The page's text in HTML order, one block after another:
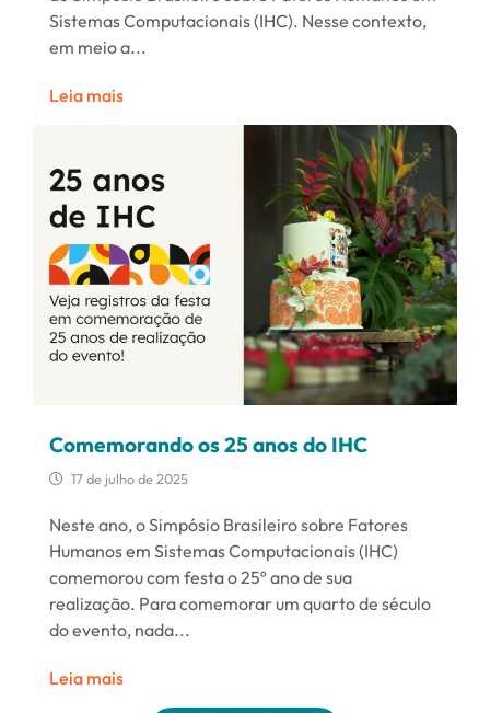
Sistemas Computacionais (IHC). Nesse contexto,
em meio a...
Leia mais
Comemorando os 25 anos do IHC
17 de julho de 2025
Neste ano, o Simpósio Brasileiro sobre Fatores
Humanos em Sistemas Computacionais (IHC)
comemorou com festa o 25º ano de sua
realização. Para comemorar um quarto de século
do evento, nada...
Leia mais